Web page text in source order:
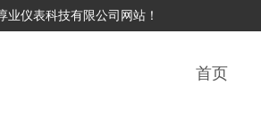
业仪表科技有限公司网站！
首页